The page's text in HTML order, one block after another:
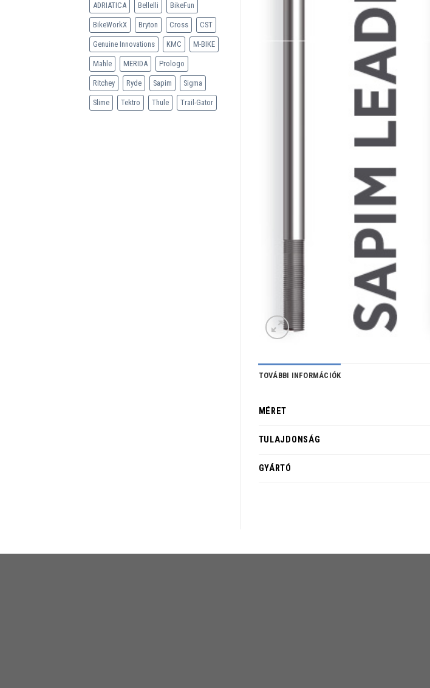
ADRIATICA Bellelli BikeFun
BikeWorkX Bryton Cross CST
Genuine Innovations KMC M-BIKE
Mahle MERIDA Prologo
Ritchey Ryde Sapim Sigma
Slime Tektro Thule Trail-Gator
TOVÁBBI INFORMÁCIÓK
MÉRET
TULAJDONSÁG
GYÁRTÓ